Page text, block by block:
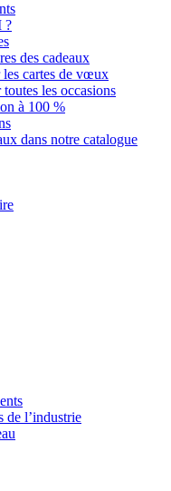
?
des cadeaux
cartes de vœux
les occasions
à 100 %
dans notre catalogue
de l’industrie